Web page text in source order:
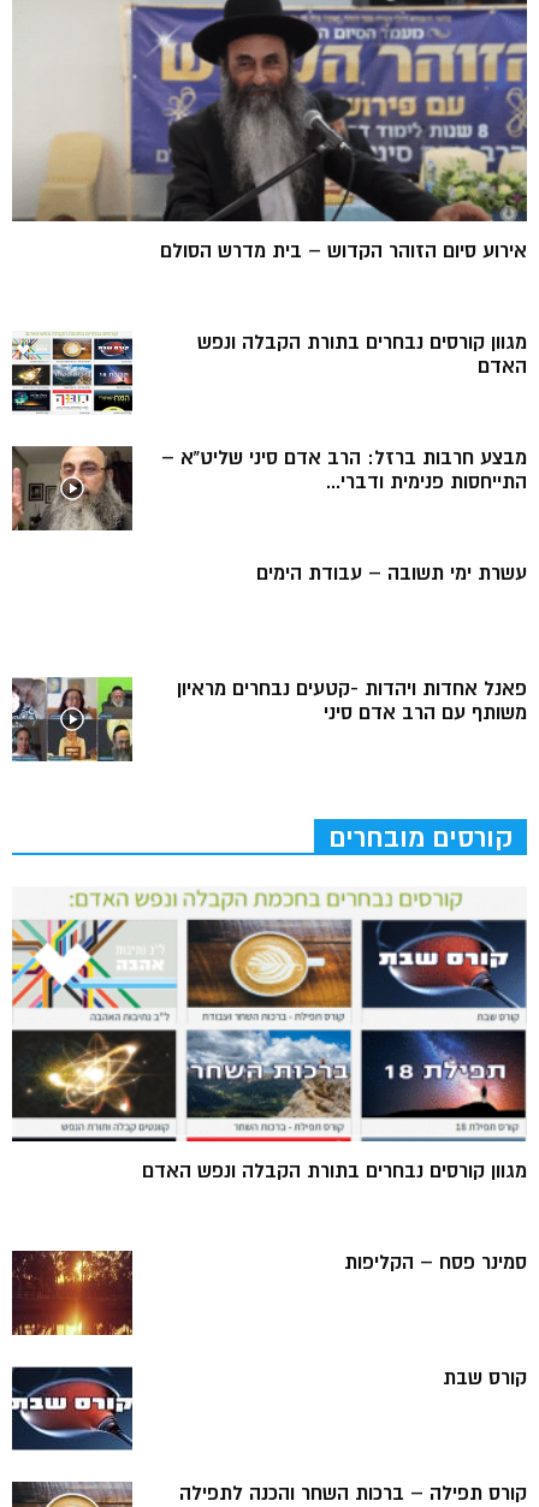
אירוע סיום הזוהר הקדוש – בית מדרש הסולם
מגוון קורסים נבחרים בתורת הקבלה ונפש
האדם
מבצע חרבות ברזל: הרב אדם סיני שליט”א –
התייחסות פנימית ודברי...
עשרת ימי תשובה – עבודת הימים
פאנל אחדות ויהדות -קטעים נבחרים מראיון
משותף עם הרב אדם סיני
קורסים מובחרים
מגוון קורסים נבחרים בתורת הקבלה ונפש האדם
סמינר פסח – הקליפות
קורס שבת
קורס תפילה – ברכות השחר והכנה לתפילה